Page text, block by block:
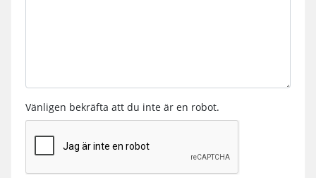
Vänligen bekräfta att du inte är en robot.